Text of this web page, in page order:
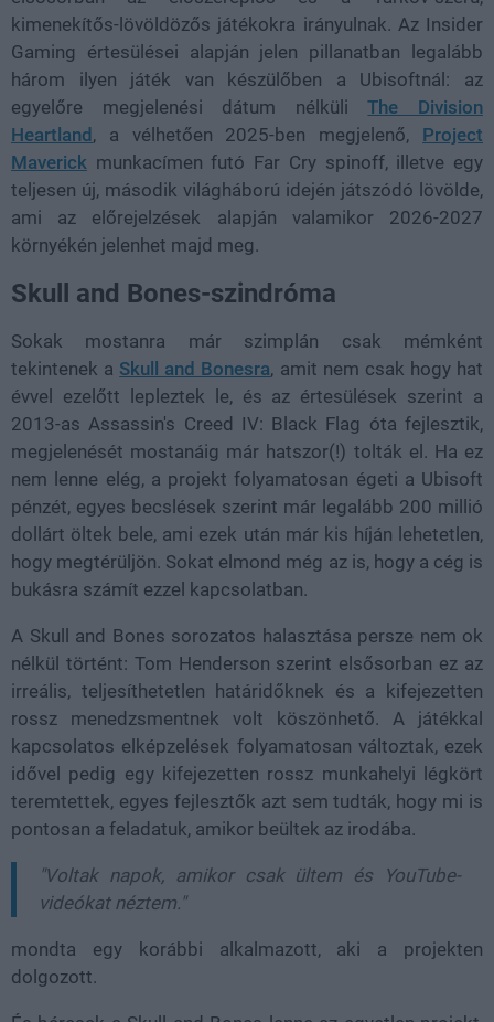
kimenekítős-lövöldözős játékokra irányulnak. Az Insider
Gaming értesülései alapján jelen pillanatban legalább
három ilyen játék van készülőben a Ubisoftnál: az
egyelőre megjelenési dátum nélküliThe Division
Heartland, a vélhetően 2025-ben megjelenő, Project
Maverick munkacímen futó Far Cry spinoff, illetve egy
teljesen új, második világháború idején játszódó lövölde,
ami az előrejelzések alapján valamikor 2026-2027
környékén jelenhet majd meg.
Skull and Bones-szindróma
Sokak mostanra már szimplán csak mémként
tekintenek a Skull and Bonesra, amit nem csak hogy hat
évvel ezelőtt lepleztek le, és az értesülések szerint a
2013-as Assassin's Creed IV: Black Flag óta fejlesztik,
megjelenését mostanáig már hatszor(!) tolták el. Ha ez
nem lenne elég, a projekt folyamatosan égeti a Ubisoft
pénzét, egyes becslések szerint már legalább 200 millió
dollárt öltek bele, ami ezek után már kis híján lehetetlen,
hogy megtérüljön. Sokat elmond még az is, hogy a cég is
bukásra számít ezzel kapcsolatban.
A Skull and Bones sorozatos halasztása persze nem ok
nélkül történt: Tom Henderson szerint elsősorban ez az
irreális, teljesíthetetlen határidőknek és a kifejezetten
rossz menedzsmentnek volt köszönhető. A játékkal
kapcsolatos elképzelések folyamatosan változtak, ezek
idővel pedig egy kifejezetten rossz munkahelyi légkört
teremtettek, egyes fejlesztők azt sem tudták, hogy mi is
pontosan a feladatuk, amikor beültek az irodába.
"Voltak napok, amikor csak ültem és YouTube-
videókat néztem."
mondta egy korábbi alkalmazott, aki a projekten
dolgozott.